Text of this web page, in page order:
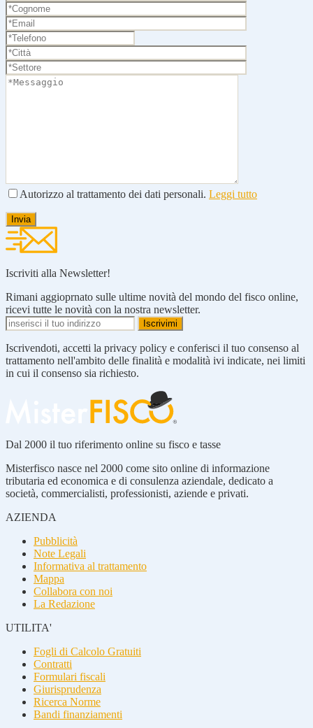
Autorizzo al trattamento dei dati personali. Leggi tutto
Iscriviti alla Newsletter!
Rimani aggioprnato sulle ultime novità del mondo del fisco online,
ricevi tutte le novità con la nostra newsletter.
Iscrivendoti, accetti la privacy policy e conferisci il tuo consenso al
trattamento nell'ambito delle finalità e modalità ivi indicate, nei limiti
in cui il consenso sia richiesto.
Dal 2000 il tuo riferimento online su fisco e tasse
Misterfisco nasce nel 2000 come sito online di informazione
tributaria ed economica e di consulenza aziendale, dedicato a
società, commercialisti, professionisti, aziende e privati.
AZIENDA
Pubblicità
Note Legali
Informativa al trattamento
Mappa
Collabora con noi
La Redazione
UTILITA'
Fogli di Calcolo Gratuiti
Contratti
Formulari fiscali
Giurisprudenza
Ricerca Norme
Bandi finanziamenti